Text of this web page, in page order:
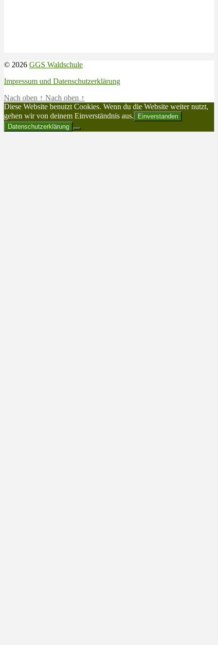
© 2026 GGS Waldschule
Impressum und Datenschutzerklärung
Nach oben ↑ Nach oben ↑
Diese Website benutzt Cookies. Wenn du die Website weiter nutzt,
gehen wir von deinem Einverständnis aus.
Einverstanden
Datenschutzerklärung